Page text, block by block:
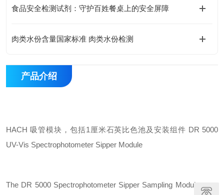
食品安全检测试剂：守护百姓餐桌上的安全屏障
肉类水份含量国家标准 肉类水份检测
产品介绍
HACH 吸管模块，包括1厘米石英比色池及安装组件 DR 5000
UV-Vis Spectrophotometer Sipper Module
The DR 5000 Spectrophotometer Sipper Sampling Module uses